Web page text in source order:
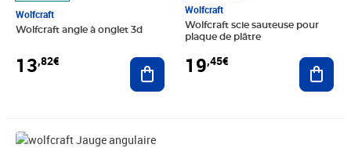
Wolfcraft
Wolfcraft angle à onglet 3d
13,82€ Ajouter au panier
Wolfcraft
Wolfcraft scie sauteuse pour
plaque de plâtre
19,45€
Prix 29,48€